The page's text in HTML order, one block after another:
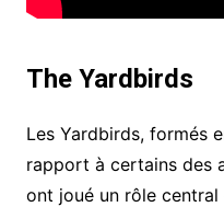
The Yardbirds
Les Yardbirds, formés
rapport à certains des
ont joué un rôle central